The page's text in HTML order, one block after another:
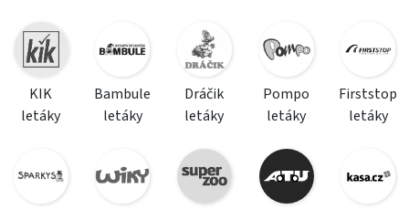
KIK
letáky
Bambule
letáky
Dráčik
letáky
Pompo
letáky
Firststop
letáky